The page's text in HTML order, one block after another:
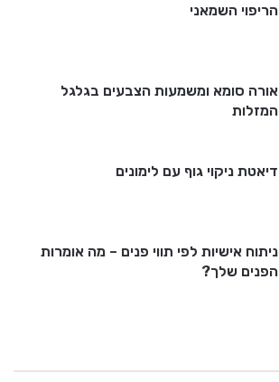
הריפוי השמאני
אורה סומא ומשמעות הצבעים בגלגל
המזלות
דיאטת ניקוי גוף עם לימונים
ניתוח אישיות לפי תווי פנים – מה אומרות
הפנים שלך?